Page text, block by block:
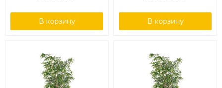
В корзину В корзину